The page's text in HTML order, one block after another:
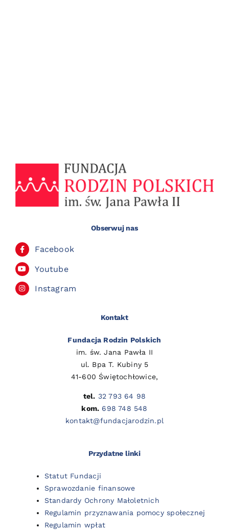
Obserwuj nas
Facebook
Youtube
Instagram
Kontakt
Fundacja Rodzin Polskich
im. św. Jana Pawła II
ul. Bpa T. Kubiny 5
41-600 Świętochłowice,
tel. 32 793 64 98
kom. 698 748 548
kontakt@fundacjarodzin.pl
Przydatne linki
Statut Fundacji
Sprawozdanie finansowe
Standardy Ochrony Małoletnich
Regulamin przyznawania pomocy społecznej
Regulamin wpłat